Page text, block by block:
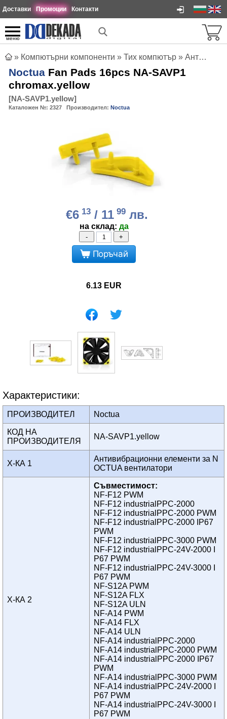
Доставки Промоции Контакти
меню
» Компютърни компоненти » Тих компютър » Анти-вибрации
Noctua Fan Pads 16pcs NA-SAVP1
chromax.yellow
[NA-SAVP1.yellow]
Каталожен №: 2327 Производител: Noctua
€6 13 / 11 99 лв.
на склад: да
- +
Поръчай
6.13 EUR
Характеристики:
ПРОИЗВОДИТЕЛ Noctua
КОД НА
ПРОИЗВОДИТЕЛЯ
NA-SAVP1.yellow
Х-КА 1
Антивибрационни елементи за N
OCTUA вентилатори
Х-КА 2
Съвместимост:
NF-F12 PWM
NF-F12 industrialPPC-2000
NF-F12 industrialPPC-2000 PWM
NF-F12 industrialPPC-2000 IP67
PWM
NF-F12 industrialPPC-3000 PWM
NF-F12 industrialPPC-24V-2000 I
P67 PWM
NF-F12 industrialPPC-24V-3000 I
P67 PWM
NF-S12A PWM
NF-S12A FLX
NF-S12A ULN
NF-A14 PWM
NF-A14 FLX
NF-A14 ULN
NF-A14 industrialPPC-2000
NF-A14 industrialPPC-2000 PWM
NF-A14 industrialPPC-2000 IP67
PWM
NF-A14 industrialPPC-3000 PWM
NF-A14 industrialPPC-24V-2000 I
P67 PWM
NF-A14 industrialPPC-24V-3000 I
P67 PWM